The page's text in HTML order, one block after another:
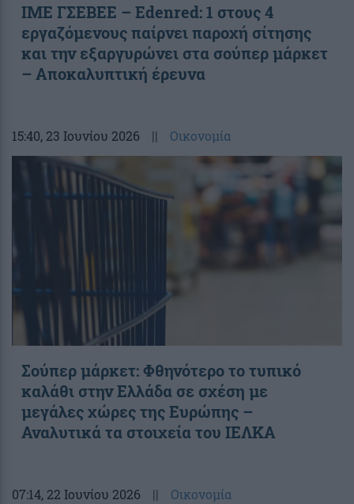
ΙΜΕ ΓΣΕΒΕΕ – Edenred: 1 στους 4
εργαζόμενους παίρνει παροχή σίτησης
και την εξαργυρώνει στα σούπερ μάρκετ
– Αποκαλυπτική έρευνα
15:40, 23 Ιουνίου 2026 || Οικονομία
Σούπερ μάρκετ: Φθηνότερο το τυπικό
καλάθι στην Ελλάδα σε σχέση με
μεγάλες χώρες της Ευρώπης –
Αναλυτικά τα στοιχεία του ΙΕΛΚΑ
07:14, 22 Ιουνίου 2026 || Οικονομία